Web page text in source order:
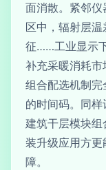
面消散。紧邻
区中，辐射层
征……工业显示
补充采暖消耗市
组合配选机制
的时间码。同
建筑干层模块
装升级应用方
障。